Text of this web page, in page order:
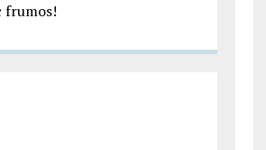
frumos!